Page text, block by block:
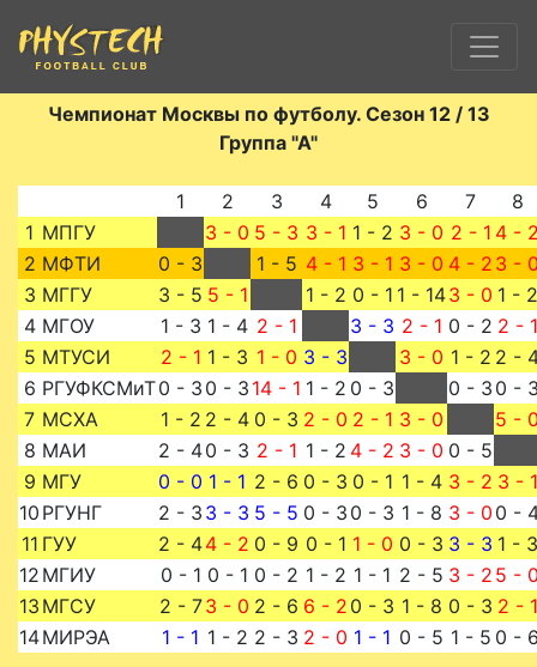
Чемпионат Москвы по футболу. Сезон 12 / 13
Группа "А"
1 2 3 4 5 6 7
8
1 МПГУ 3 - 0 5 - 3 3 - 1 1 - 2 3 - 0 2 - 1 4 -
2 МФТИ 0 - 3 1 - 5 4 - 1 3 - 1 3 - 0 4 - 2 3 -
3 МГГУ 3 - 5 5 - 1 1 - 2 0 - 1 1 - 143 - 0 1 - 2
4 МГОУ 1 - 3 1 - 4 2 - 1 3 - 3 2 - 1 0 - 2 2 - 1
5 МТУСИ 2 - 1 1 - 3 1 - 0 3 - 3 3 - 0 1 - 2 2 -
6 РГУФКСМиТ0 - 3 0 - 3 14 - 1 1 - 2 0 - 3 0 - 3 0 -
7 МСХА 1 - 2 2 - 4 0 - 3 2 - 0 2 - 1 3 - 0
5 -
8 МАИ 2 - 40 - 3 2 - 1 1 - 2 4 - 2 3 - 0 0 - 5
9 МГУ 0 - 0 1 - 1 2 - 6 0 - 3 0 - 1 1 - 4 3 - 2 3 - 1
10 РГУНГ 2 - 3 3 - 3 5 - 5 0 - 3 0 - 3 1 - 8 3 - 0 0 -
11 ГУУ 2 - 44 - 2 0 - 9 0 - 1 1 - 0 0 - 3 3 - 3 1 - 3
12 МГИУ 0 - 1 0 - 1 0 - 2 1 - 2 1 - 1 2 - 5 3 - 2 5 -
13 МГСУ 2 - 73 - 0 2 - 6 6 - 2 0 - 3 1 - 8 0 - 3 2 - 1
14МИРЭА 1 - 1 1 - 2 2 - 3 2 - 0 1 - 1 0 - 5 1 - 5 0 -